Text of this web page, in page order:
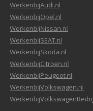
WerkenbijAudi.nl
WerkenbijOpel.nl
WerkenbijNissan.nl
WerkenbijSEAT.nl
WerkenbijSkoda.nl
WerkenbijCitroen.nl
WerkenbijPeugeot.nl
WerkenbijVolkswagen.nl